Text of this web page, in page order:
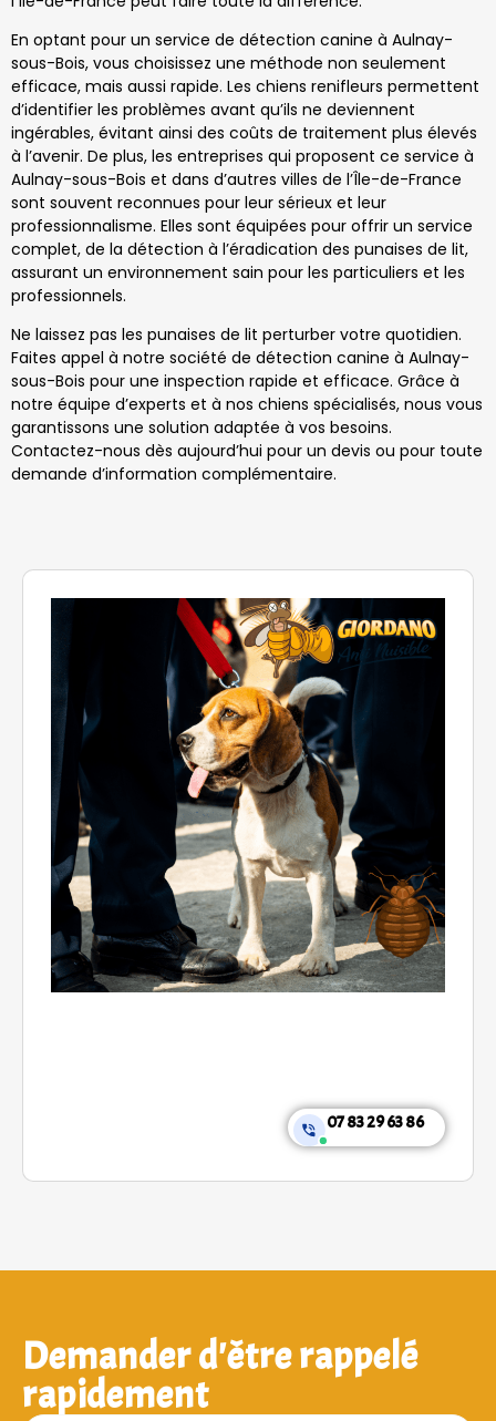
En optant pour un service de détection canine à Aulnay-
sous-Bois, vous choisissez une méthode non seulement
efficace, mais aussi rapide. Les chiens renifleurs permettent
d’identifier les problèmes avant qu’ils ne deviennent
ingérables, évitant ainsi des coûts de traitement plus élevés
à l’avenir. De plus, les entreprises qui proposent ce service à
Aulnay-sous-Bois et dans d’autres villes de l’Île-de-France
sont souvent reconnues pour leur sérieux et leur
professionnalisme. Elles sont équipées pour offrir un service
complet, de la détection à l’éradication des punaises de lit,
assurant un environnement sain pour les particuliers et les
professionnels.
Ne laissez pas les punaises de lit perturber votre quotidien.
Faites appel à notre société de détection canine à Aulnay-
sous-Bois pour une inspection rapide et efficace. Grâce à
notre équipe d’experts et à nos chiens spécialisés, nous vous
garantissons une solution adaptée à vos besoins.
Contactez-nous dès aujourd’hui pour un devis ou pour toute
demande d’information complémentaire.
07 83 29 63 86
Demander d'être rappelé
rapidement